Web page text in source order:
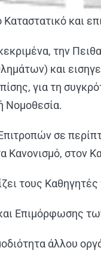
και
την
και
για τη
Νομοθεσία.
σε
στον
τους Καθηγητές
Επιμόρφωσης
άλλου